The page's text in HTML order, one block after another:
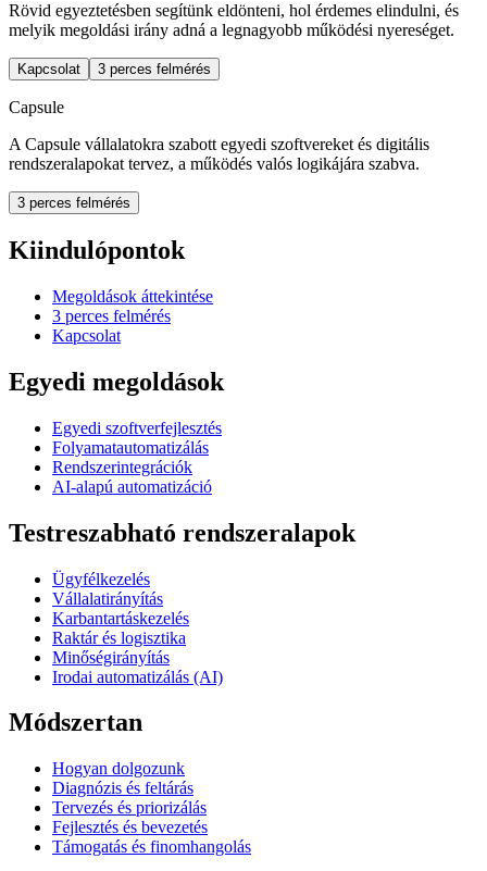
Rövid egyeztetésben segítünk eldönteni, hol érdemes elindulni, és
melyik megoldási irány adná a legnagyobb működési nyereséget.
Kapcsolat 3 perces felmérés
Capsule
A Capsule vállalatokra szabott egyedi szoftvereket és digitális
rendszeralapokat tervez, a működés valós logikájára szabva.
3 perces felmérés
Kiindulópontok
Megoldások áttekintése
3 perces felmérés
Kapcsolat
Egyedi megoldások
Egyedi szoftverfejlesztés
Folyamatautomatizálás
Rendszerintegrációk
AI-alapú automatizáció
Testreszabható rendszeralapok
Ügyfélkezelés
Vállalatirányítás
Karbantartáskezelés
Raktár és logisztika
Minőségirányítás
Irodai automatizálás (AI)
Módszertan
Hogyan dolgozunk
Diagnózis és feltárás
Tervezés és priorizálás
Fejlesztés és bevezetés
Támogatás és finomhangolás